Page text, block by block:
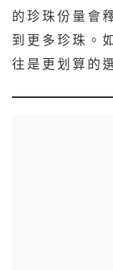
的珍珠份量會
到更多珍珠。
往是更划算的